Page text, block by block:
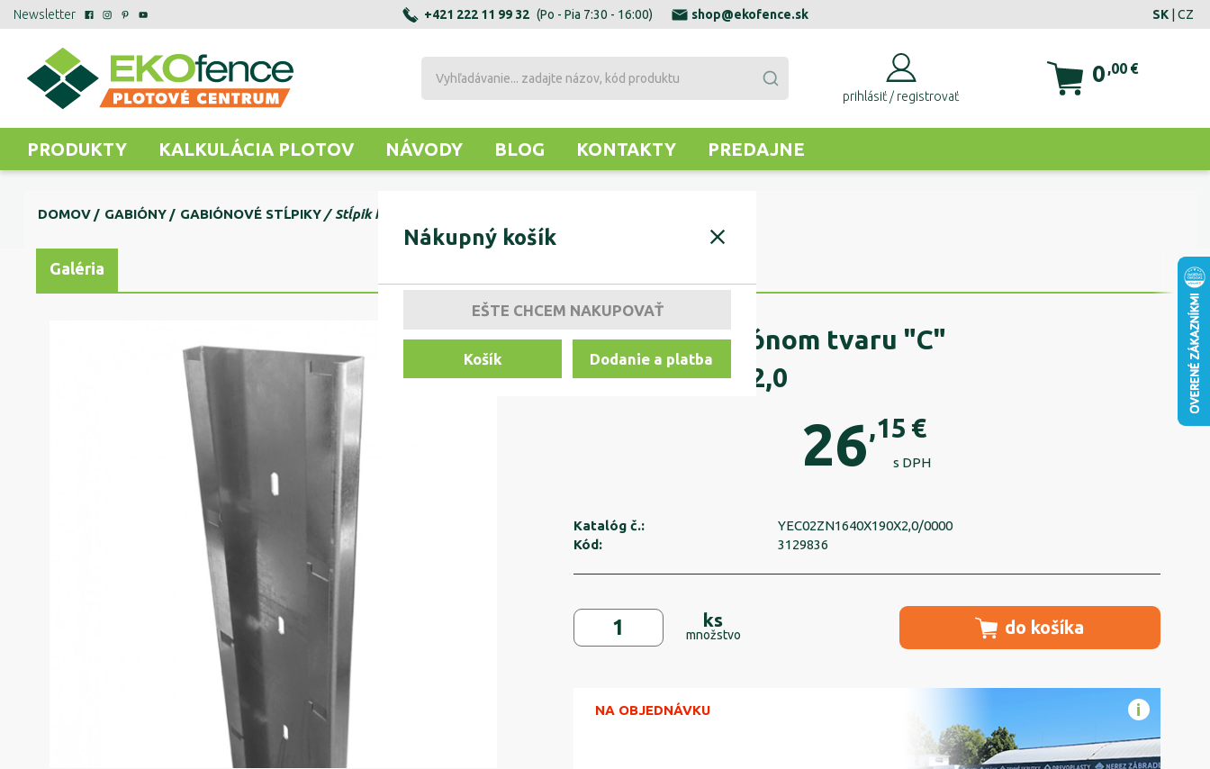
Newsletter +421 222 11 99 32 (Po - Pia 7:30 - 16:00) shop@ekofence.sk SK | CZ
prihlásiť / registrovať
0 ,00 €
PRODUKTY KALKULÁCIA PLOTOV NÁVODY BLOG KONTAKTY PREDAJNE
Nákupný košík
EŠTE CHCEM NAKUPOVAŤ
Košík Dodanie a platba
DOMOV GABIÓNY GABIÓNOVÉ STĹPIKY Stĺpik ku gabiónom tvaru "C" 1640/190x25/2,0
Galéria
Stĺpik ku gabiónom tvaru "C"
1640/190x25/2,0
26,15 €
s DPH
Katalóg č.:
YEC02ZN1640X190X2,0/0000
Kód:
3129836
ks
množstvo do košíka
NA OBJEDNÁVKU